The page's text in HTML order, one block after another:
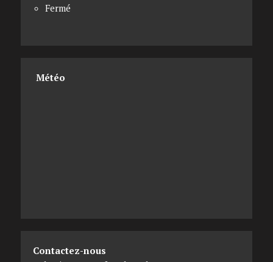
Fermé
Météo
Contactez-nous